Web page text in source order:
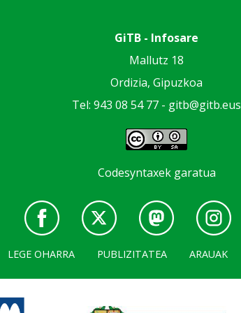
GiTB - Infosare
Mallutz 18
Ordizia, Gipuzkoa
Tel: 943 08 54 77 - gitb@gitb.eus
Codesyntaxek garatua
LEGE OHARRA PUBLIZITATEA ARAUAK